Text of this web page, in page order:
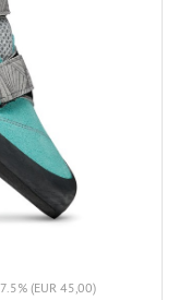
(EUR 45,00)